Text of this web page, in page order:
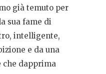
già temuto per
sua fame di
intelligente,
e da una
che dapprima